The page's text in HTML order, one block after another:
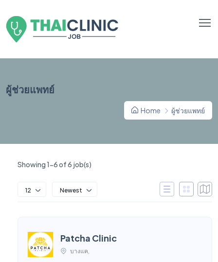
ผู้ช่วยแพทย์
Home ผู้ช่วยแพทย์
Showing 1-6 of 6 job(s)
12 Newest
Patcha Clinic
บางแค,